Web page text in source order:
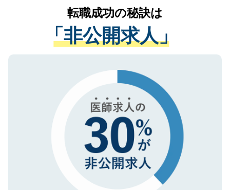
は、個人情報の取り扱いについての厳密な
管理基準を満たした事業者のみに付与され
る、プライバシーマークを取得済みです。
ご登録いただいた個人情報は、SSL（デー
で、機密保持に関してもご安心ください。
かがいして、現在の医療機関の状況や紹介
経験をまじえながら、適切なアドバイスを
させていただきます。すぐにご転職をされ
ない方には、長期的なサポートが可能です
ので、まずはご登録ください。
転職成功の秘訣は
「非公開求人」